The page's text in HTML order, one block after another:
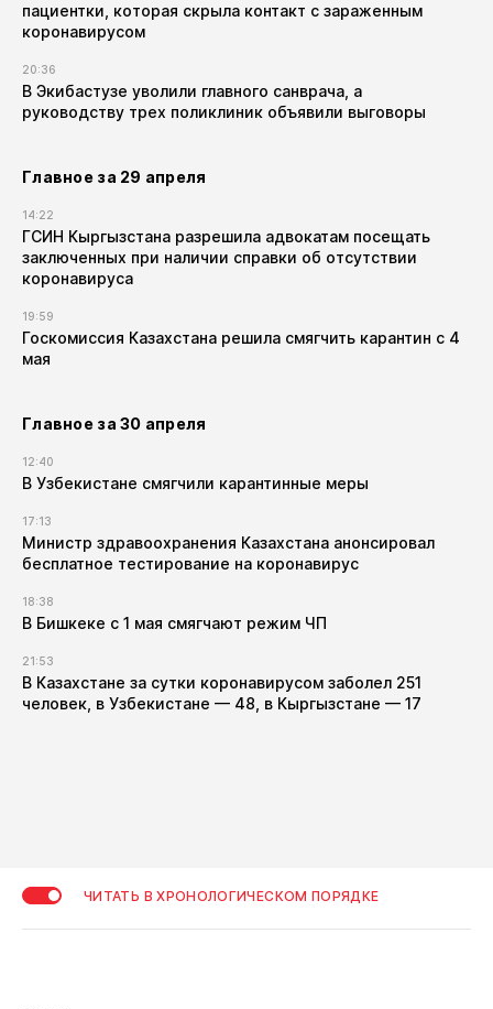
пациентки, которая скрыла контакт с зараженным
коронавирусом
20:36
В Экибастузе уволили главного санврача, а
руководству трех поликлиник объявили выговоры
Главное за 29 апреля
14:22
ГСИН Кыргызстана разрешила адвокатам посещать
заключенных при наличии справки об отсутствии
коронавируса
19:59
Госкомиссия Казахстана решила смягчить карантин с 4
мая
Главное за 30 апреля
12:40
В Узбекистане смягчили карантинные меры
17:13
Министр здравоохранения Казахстана анонсировал
бесплатное тестирование на коронавирус
18:38
В Бишкеке с 1 мая смягчают режим ЧП
21:53
В Казахстане за сутки коронавирусом заболел 251
человек, в Узбекистане — 48, в Кыргызстане — 17
ЧИТАТЬ В ХРОНОЛОГИЧЕСКОМ ПОРЯДКЕ